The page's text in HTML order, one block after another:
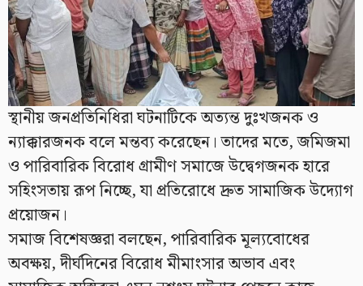
স্থানীয় জনপ্রতিনিধিরা ঘটনাটিকে অত্যন্ত দুঃখজনক ও
ন্যাক্কারজনক বলে মন্তব্য করেছেন। তাদের মতে, জমিজমা
ও পারিবারিক বিরোধ গ্রামীণ সমাজে উদ্বেগজনক হারে
সহিংসতায় রূপ নিচ্ছে, যা প্রতিরোধে দ্রুত সামাজিক উদ্যোগ
প্রয়োজন।
সমাজ বিশেষজ্ঞরা বলছেন, পারিবারিক মূল্যবোধের
অবক্ষয়, দীর্ঘদিনের বিরোধ মীমাংসার অভাব এবং